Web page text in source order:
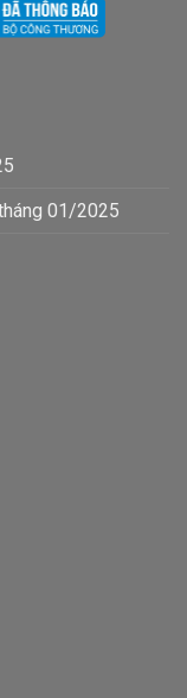
01/2025